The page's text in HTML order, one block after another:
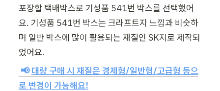
포장할 택배박스로 기성품 541번 박스를 선택했어
요. 기성품 541번 박스는 크라프트지 느낌과 비슷하
며 일반 박스에 많이 활용되는 재질인 SK지로 제작되
었어요.
📢 대량 구매 시 재질은 경제형/일반형/고급형 등으
로 변경이 가능해요!